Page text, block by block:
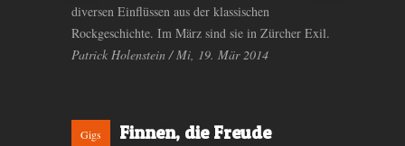
diversen Einflüssen aus der klassischen
Rockgeschichte. Im März sind sie in Zürcher Exil.
Patrick Holenstein / Mi, 19. Mär 2014
Gigs
Finnen, die Freude